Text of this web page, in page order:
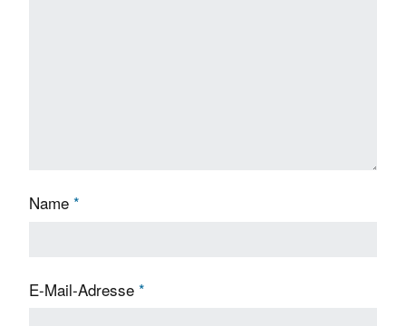
Name *
E-Mail-Adresse *